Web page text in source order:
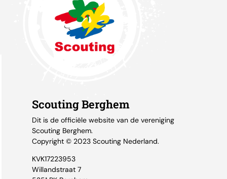
Scouting Berghem
Dit is de officiële website van de vereniging
Scouting Berghem.
Copyright © 2023 Scouting Nederland.
KVK17223953
Willandstraat 7